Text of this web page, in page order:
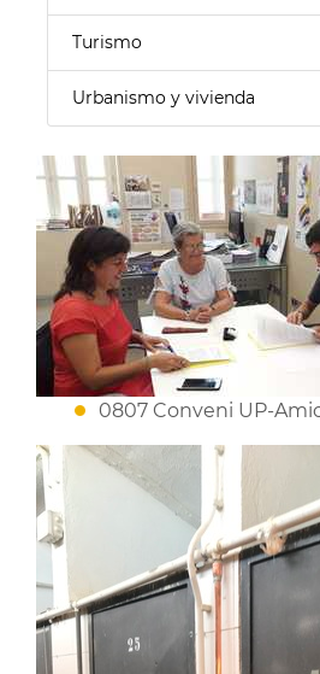
Turismo
Urbanismo y vivienda
0807 Conveni UP-